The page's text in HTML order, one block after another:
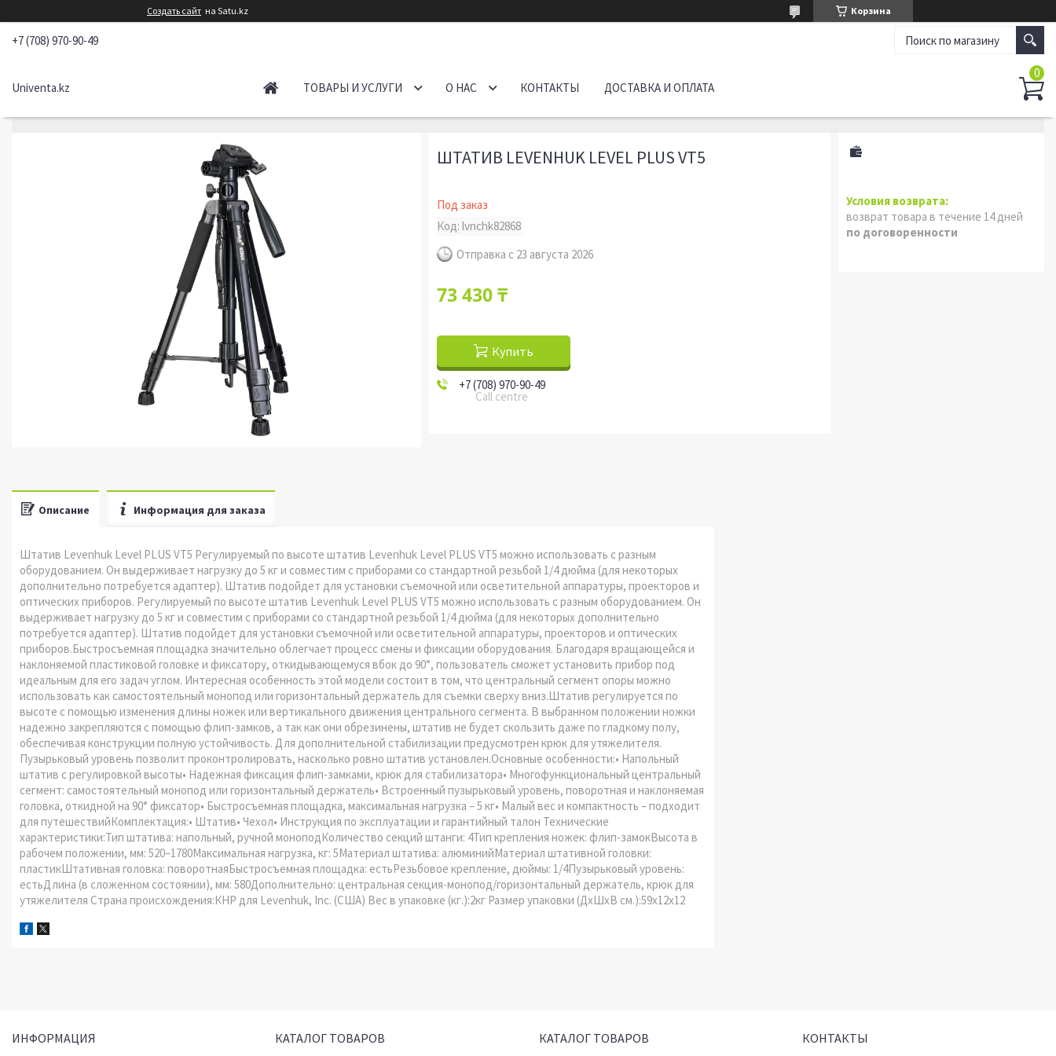
Создать сайт на Satu.kz Корзина
+7 (708) 970-90-49
Univenta.kz ТОВАРЫ И УСЛУГИ О НАС КОНТАКТЫ ДОСТАВКА И ОПЛАТА
ШТАТИВ LEVENHUK LEVEL PLUS VT5
Под заказ
Код:lvnchk82868
Отправка с 23 августа 2026
73 430 ₸
Купить
+7 (708) 970-90-49
Call centre
возврат товара в течение 14 дней
по договоренности
Описание Информация для заказа
Штатив Levenhuk Level PLUS VT5 Регулируемый по высоте штатив Levenhuk Level PLUS VT5 можно использовать с разным
оборудованием. Он выдерживает нагрузку до 5 кг и совместим с приборами со стандартной резьбой 1/4 дюйма (для некоторых
дополнительно потребуется адаптер). Штатив подойдет для установки съемочной или осветительной аппаратуры, проекторов и
оптических приборов. Регулируемый по высоте штатив Levenhuk Level PLUS VT5 можно использовать с разным оборудованием. Он
выдерживает нагрузку до 5 кг и совместим с приборами со стандартной резьбой 1/4 дюйма (для некоторых дополнительно
потребуется адаптер). Штатив подойдет для установки съемочной или осветительной аппаратуры, проекторов и оптических
приборов.Быстросъемная площадка значительно облегчает процесс смены и фиксации оборудования. Благодаря вращающейся и
наклоняемой пластиковой головке и фиксатору, откидывающемуся вбок до 90°, пользователь сможет установить прибор под
идеальным для его задач углом. Интересная особенность этой модели состоит в том, что центральный сегмент опоры можно
использовать как самостоятельный монопод или горизонтальный держатель для съемки сверху вниз.Штатив регулируется по
высоте с помощью изменения длины ножек или вертикального движения центрального сегмента. В выбранном положении ножки
надежно закрепляются с помощью флип-замков, а так как они обрезинены, штатив не будет скользить даже по гладкому полу,
обеспечивая конструкции полную устойчивость. Для дополнительной стабилизации предусмотрен крюк для утяжелителя.
Пузырьковый уровень позволит проконтролировать, насколько ровно штатив установлен.Основные особенности:• Напольный
штатив с регулировкой высоты• Надежная фиксация флип-замками, крюк для стабилизатора• Многофункциональный центральный
сегмент: самостоятельный монопод или горизонтальный держатель• Встроенный пузырьковый уровень, поворотная и наклоняемая
головка, откидной на 90° фиксатор• Быстросъемная площадка, максимальная нагрузка – 5 кг• Малый вес и компактность – подходит
для путешествийКомплектация:• Штатив• Чехол• Инструкция по эксплуатации и гарантийный талон Технические
характеристики:Тип штатива: напольный, ручной моноподКоличество секций штанги: 4Тип крепления ножек: флип-замокВысота в
рабочем положении, мм: 520–1780Максимальная нагрузка, кг: 5Материал штатива: алюминийМатериал штативной головки:
пластикШтативная головка: поворотнаяБыстросъемная площадка: естьРезьбовое крепление, дюймы: 1/4Пузырьковый уровень:
естьДлина (в сложенном состоянии), мм: 580Дополнительно: центральная секция-монопод/горизонтальный держатель, крюк для
утяжелителя Страна происхождения:КНР для Levenhuk, Inc. (США) Вес в упаковке (кг.):2кг Размер упаковки (ДхШхВ см.):59x12x12
ИНФОРМАЦИЯ КАТАЛОГ ТОВАРОВ КАТАЛОГ ТОВАРОВ КОНТАКТЫ